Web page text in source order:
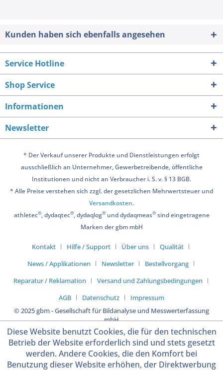
Kunden haben sich ebenfalls angesehen
Service Hotline
Shop Service
Informationen
Newsletter
* Der Verkauf unserer Produkte und Dienstleistungen erfolgt
ausschließlich an Unternehmer, Gewerbetreibende, öffentliche
Institutionen und nicht an Verbraucher i. S. v. § 13 BGB.
* Alle Preise verstehen sich zzgl. der gesetzlichen Mehrwertsteuer und
Versandkosten.
athletec®, dydaqtec®, dydaqlog®und dydaqmeas®sind eingetragene
Marken der gbm mbH
Kontakt Hilfe / Support Über uns
Qualität
News / Applikationen
Newsletter
Bestellvorgang
Reparatur / Reklamation
Versand und Zahlungsbedingungen
AGB
Datenschutz
Impressum
© 2025 gbm - Gesellschaft für Bildanalyse und Messwerterfassung
mbH
Diese Website benutzt Cookies, die für den technischen
Betrieb der Website erforderlich sind und stets gesetzt
werden. Andere Cookies, die den Komfort bei
Benutzung dieser Website erhöhen, der Direktwerbung